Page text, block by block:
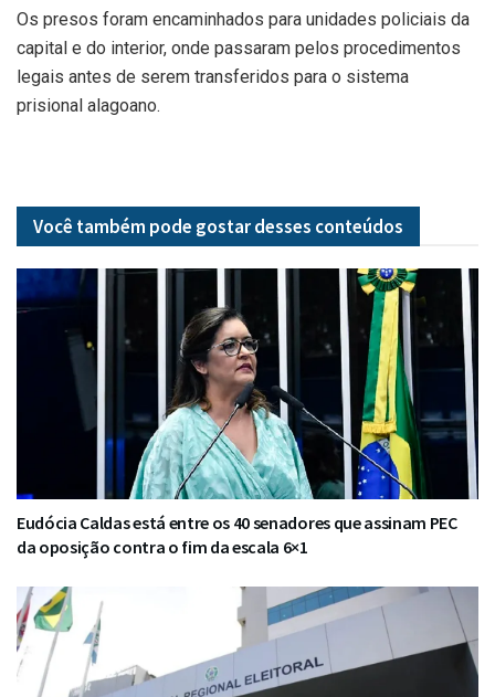
Os presos foram encaminhados para unidades policiais da
capital e do interior, onde passaram pelos procedimentos
legais antes de serem transferidos para o sistema
prisional alagoano.
Você também pode gostar desses conteúdos
Eudócia Caldas está entre os 40 senadores que assinam PEC
da oposição contra o fim da escala 6×1